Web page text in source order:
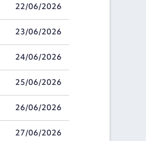
22/06/2026
23/06/2026
24/06/2026
25/06/2026
26/06/2026
27/06/2026